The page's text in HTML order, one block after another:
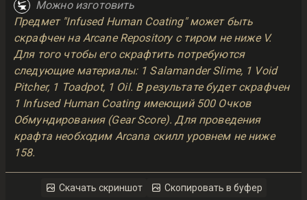
Можно изготовить
Предмет "Infused Human Coating" может быть
скрафчен на Arcane Repository с тиром не ниже V.
Для того чтобы его скрафтить потребуются
следующие материалы: 1 Salamander Slime, 1 Void
Pitcher, 1 Toadpot, 1 Oil. В результате будет скрафчен
1 Infused Human Coating имеющий 500 Очков
Обмундирования (Gear Score). Для проведения
крафта необходим Arcana скилл уровнем не ниже
158.
Скачать скриншот Скопировать в буфер